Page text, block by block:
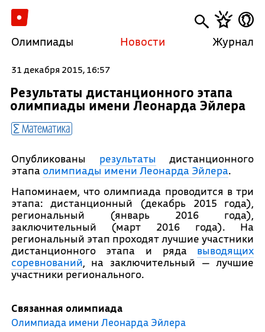
Олимпиады Новости Журнал
31 декабря 2015, 16:57
Результаты дистанционного этапа
олимпиады имени Леонарда Эйлера
Математика
Опубликованы результаты дистанционного
этапа олимпиады имени Леонарда Эйлера.
Напоминаем, что олимпиада проводится в три
этапа: дистанционный (декабрь 2015 года),
региональный (январь 2016 года),
заключительный (март 2016 года). На
региональный этап проходят лучшие участники
дистанционного этапа и ряда выводящих
соревнований, на заключительный — лучшие
участники регионального.
Связанная олимпиада
Олимпиада имени Леонарда Эйлера